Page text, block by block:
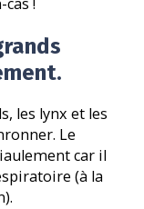
les lynx et les
Le
car il
(à la